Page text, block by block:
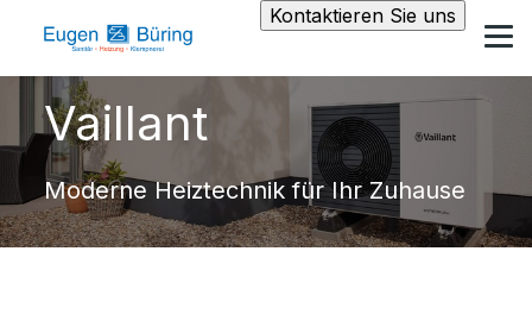
Kontaktieren Sie uns
Vaillant
Moderne Heiztechnik für Ihr Zuhause